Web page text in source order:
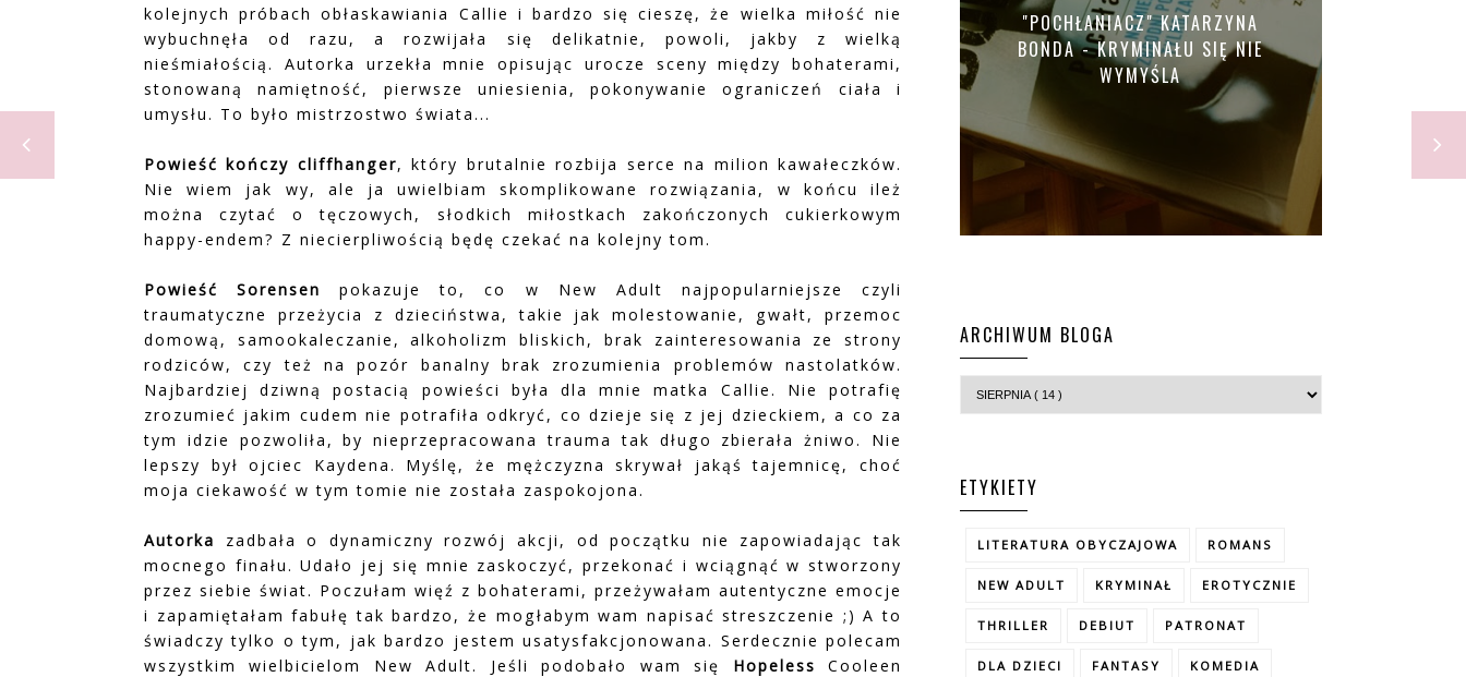
kolejnych próbach obłaskawiania Callie i bardzo się cieszę, że wielka miłość nie
wybuchnęła od razu, a rozwijała się delikatnie, powoli, jakby z wielką
nieśmiałością. Autorka urzekła mnie opisując urocze sceny między bohaterami,
stonowaną namiętność, pierwsze uniesienia, pokonywanie ograniczeń ciała i
umysłu. To było mistrzostwo świata...
Powieść kończy cliffhanger, który brutalnie rozbija serce na milion kawałeczków.
Nie wiem jak wy, ale ja uwielbiam skomplikowane rozwiązania, w końcu ileż
można czytać o tęczowych, słodkich miłostkach zakończonych cukierkowym
happy-endem? Z niecierpliwością będę czekać na kolejny tom.
Powieść Sorensen
pokazuje to, co w New Adult najpopularniejsze czyli
traumatyczne przeżycia z dzieciństwa, takie jak molestowanie, gwałt, przemoc
domową, samookaleczanie, alkoholizm bliskich, brak zainteresowania ze strony
rodziców, czy też na pozór banalny brak zrozumienia problemów nastolatków.
Najbardziej dziwną postacią powieści była dla mnie matka Callie. Nie potrafię
zrozumieć jakim cudem nie potrafiła odkryć, co dzieje się z jej dzieckiem, a co za
tym idzie pozwoliła, by nieprzepracowana trauma tak długo zbierała żniwo. Nie
lepszy był ojciec Kaydena. Myślę, że mężczyzna skrywał jakąś tajemnicę, choć
moja ciekawość w tym tomie nie została zaspokojona.
Autorka zadbała o dynamiczny rozwój akcji, od początku nie zapowiadając tak
mocnego finału. Udało jej się mnie zaskoczyć, przekonać i wciągnąć w stworzony
przez siebie świat. Poczułam więź z bohaterami, przeżywałam autentyczne emocje
i zapamiętałam fabułę tak bardzo, że mogłabym wam napisać streszczenie ;) A to
świadczy tylko o tym, jak bardzo jestem usatysfakcjonowana. Serdecznie polecam
wszystkim wielbicielom New Adult. Jeśli podobało wam się HopelessCooleen
"POCHŁANIACZ" KATARZYNA
BONDA - KRYMINAŁU SIĘ NIE
WYMYŚLA
ARCHIWUM BLOGA
ETYKIETY
LITERATURA OBYCZAJOWA ROMANS
NEW ADULT KRYMINAŁ EROTYCZNIE
THRILLER DEBIUT PATRONAT
DLA DZIECI FANTASY KOMEDIA